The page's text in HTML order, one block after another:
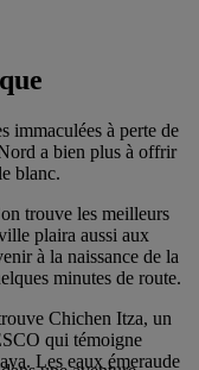
immaculées à perte de
a bien plus à offrir
blanc.
trouve les meilleurs
plaira aussi aux
à la naissance de la
minutes de route.
Chichen Itza, un
qui témoigne
Les eaux émeraude